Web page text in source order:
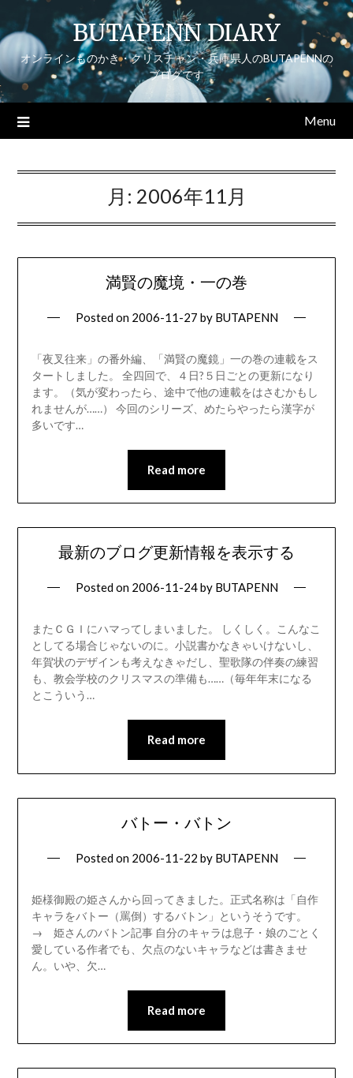
to
content
BUTAPENN DIARY
オンラインものかき・クリスチャン・兵庫県人のBUTAPENNの
ブログです
Menu
月: 2006年11月
満賢の魔境・一の巻
Posted on 2006-11-27 by BUTAPENN
「夜叉往来」の番外編、「満賢の魔鏡」一の巻の連載をス
タートしました。 全四回で、４日?５日ごとの更新になり
ます。（気が変わったら、途中で他の連載をはさむかもし
れませんが……） 今回のシリーズ、めたらやったら漢字が
多いです…
Read more
最新のブログ更新情報を表示する
Posted on 2006-11-24by BUTAPENN
またＣＧＩにハマってしまいました。 しくしく。こんなこ
としてる場合じゃないのに。小説書かなきゃいけないし、
年賀状のデザインも考えなきゃだし、聖歌隊の伴奏の練習
も、教会学校のクリスマスの準備も……（毎年年末になる
とこういう…
Read more
バトー・バトン
Posted on 2006-11-22 by BUTAPENN
姫様御殿の姫さんから回ってきました。正式名称は「自作
キャラをバトー（罵倒）するバトン」というそうです。
→ 姫さんのバトン記事 自分のキャラは息子・娘のごとく
愛している作者でも、欠点のないキャラなどは書きませ
ん。いや、欠…
Read more